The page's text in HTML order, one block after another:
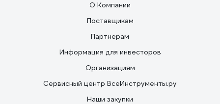
О Компании
Поставщикам
Партнерам
Информация для инвесторов
Организациям
Сервисный центр ВсеИнструменты.ру
Наши закупки